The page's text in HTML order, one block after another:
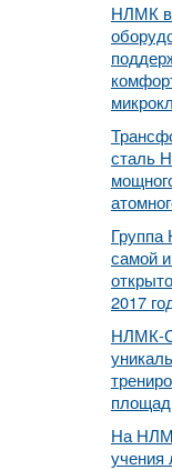
НЛМК
сталь
самой
2017
НЛМК-
На
учения